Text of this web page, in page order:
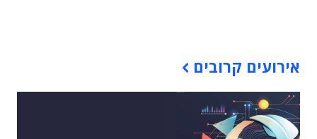
אירועים קרובים